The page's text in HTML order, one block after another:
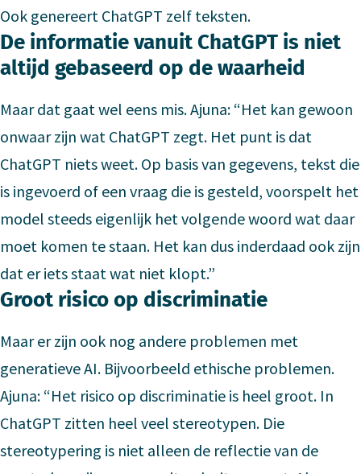
Ook genereert ChatGPT zelf teksten.
De informatie vanuit ChatGPT is niet
altijd gebaseerd op de waarheid
Maar dat gaat wel eens mis. Ajuna: “Het kan gewoon
onwaar zijn wat ChatGPT zegt. Het punt is dat
ChatGPT niets weet. Op basis van gegevens, tekst die
is ingevoerd of een vraag die is gesteld, voorspelt het
model steeds eigenlijk het volgende woord wat daar
moet komen te staan. Het kan dus inderdaad ook zijn
dat er iets staat wat niet klopt.”
Groot risico op discriminatie
Maar er zijn ook nog andere problemen met
generatieve AI. Bijvoorbeeld ethische problemen.
Ajuna: “Het risico op discriminatie is heel groot. In
ChatGPT zitten heel veel stereotypen. Die
stereotypering is niet alleen de reflectie van de